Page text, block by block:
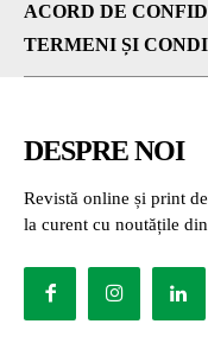
ACORD DE
TERMENI ȘI
DESPRE NOI
Revistă online și print
la curent cu noutățile